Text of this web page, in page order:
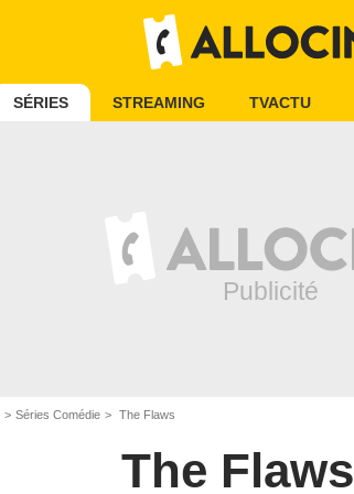
SÉRIES STREAMING TVACTU
Séries Comédie The Flaws
The Flaws